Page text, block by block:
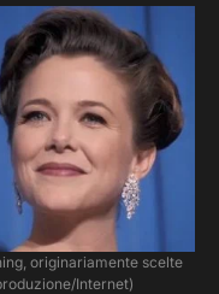
originariamente scelte
Internet)